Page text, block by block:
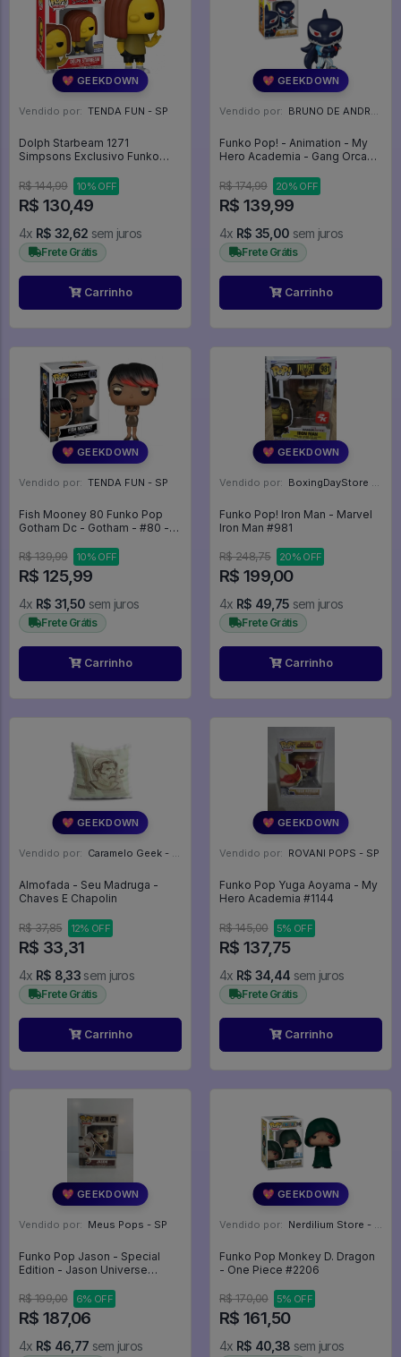
💖 GEEKDOWN
Vendido por: TENDA FUN - SP
Dolph Starbeam 1271
Simpsons Exclusivo Funko
Funko Pop - #1271 - FUNKO
POP #1271
R$ 144,99 10% OFF
R$ 130,49
4x R$ 32,62 sem juros
Frete Grátis
Carrinho
💖 GEEKDOWN
Vendido por: BRUNO DE ANDRADE CLEMENTE - SC
Funko Pop! - Animation - My
Hero Academia - Gang Orca
#1331
R$ 174,99 20% OFF
R$ 139,99
4x R$ 35,00 sem juros
Frete Grátis
Carrinho
💖 GEEKDOWN
Vendido por: TENDA FUN - SP
Fish Mooney 80 Funko Pop
Gotham Dc - Gotham - #80 -
POP #80
R$ 139,99 10% OFF
R$ 125,99
4x R$ 31,50 sem juros
Frete Grátis
Carrinho
💖 GEEKDOWN
Vendido por: BoxingDayStore - GO
Funko Pop! Iron Man - Marvel
Iron Man #981
R$ 248,75 20% OFF
R$ 199,00
4x R$ 49,75 sem juros
Frete Grátis
Carrinho
💖 GEEKDOWN
Vendido por: Caramelo Geek - DF
Almofada - Seu Madruga -
Chaves E Chapolin
R$ 37,85 12% OFF
R$ 33,31
4x R$ 8,33 sem juros
Frete Grátis
Carrinho
💖 GEEKDOWN
Vendido por: ROVANI POPS - SP
Funko Pop Yuga Aoyama - My
Hero Academia #1144
R$ 145,00 5% OFF
R$ 137,75
4x R$ 34,44 sem juros
Frete Grátis
Carrinho
💖 GEEKDOWN
Vendido por: Meus Pops - SP
Funko Pop Jason - Special
Edition - Jason Universe
R$ 199,00
6% OFF
R$ 187,06
4x R$ 46,77 sem juros
💖 GEEKDOWN
Vendido por: Nerdilium Store - SP
Funko Pop Monkey D. Dragon
- One Piece #2206
R$ 170,00 5% OFF
R$ 161,50
4x R$ 40,38 sem juros